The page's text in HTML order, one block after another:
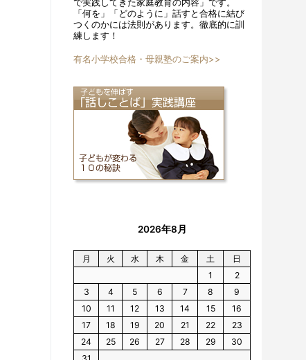
「何を」「どのように」話すと合格に結び
つくのかには法則があります。徹底的に訓
練します！
有名小学校合格・母親塾のご案内>>
2026年8月
月 火 水 木 金 土
日
1
2
3
4 5 6 7 8
9
10
11 12 13 14 15
16
17
18 19 20 21 22
23
24
25 26 27 28 29
30